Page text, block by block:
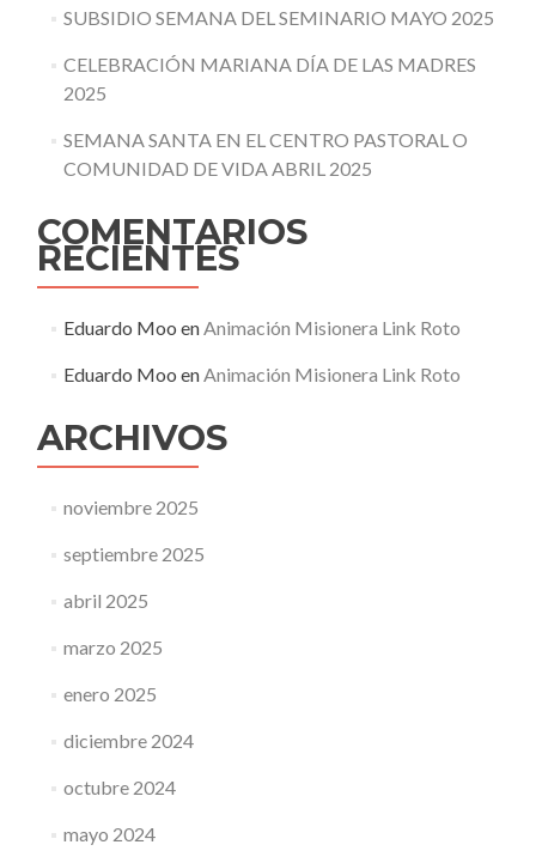
SUBSIDIO SEMANA DEL SEMINARIO MAYO 2025
CELEBRACIÓN MARIANA DÍA DE LAS MADRES
2025
SEMANA SANTA EN EL CENTRO PASTORAL O
COMUNIDAD DE VIDA ABRIL 2025
COMENTARIOS
RECIENTES
Eduardo Moo enAnimación Misionera Link Roto
Eduardo Moo enAnimación Misionera Link Roto
ARCHIVOS
noviembre 2025
septiembre 2025
abril 2025
marzo 2025
enero 2025
diciembre 2024
octubre 2024
mayo 2024